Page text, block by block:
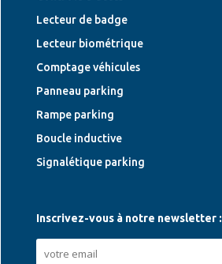
Lecteur de badge
Lecteur biométrique
Comptage véhicules
Panneau parking
Rampe parking
Boucle inductive
Signalétique parking
Inscrivez-vous à notre newsletter :